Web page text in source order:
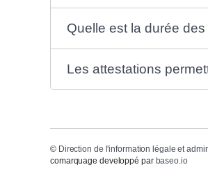
Quelle est la durée
Les attestations
© Direction de l'information légale et
comarquage developpé par baseo.io